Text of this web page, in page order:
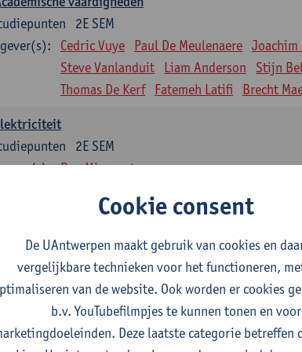
2E SEM
Cedric Vuye Paul De Meulenaere Joachim
Steve Vanlanduit
Liam Anderson Stijn
Thomas De Kerf
Fatemeh Latifi Brecht
2E SEM
Ben Minnaert
en Dynamica
Gunther Steenackers Steven Lenssen
2E SEM
studiepunten
Linda Beenaerts
Cookie consent
De UAntwerpen maakt gebruik van cookies en
vergelijkbare technieken voor het functioneren,
van de website. Ook worden er cookies
b.v. YouTubefilmpjes te kunnen tonen en voor
Deze laatste categorie betreffen